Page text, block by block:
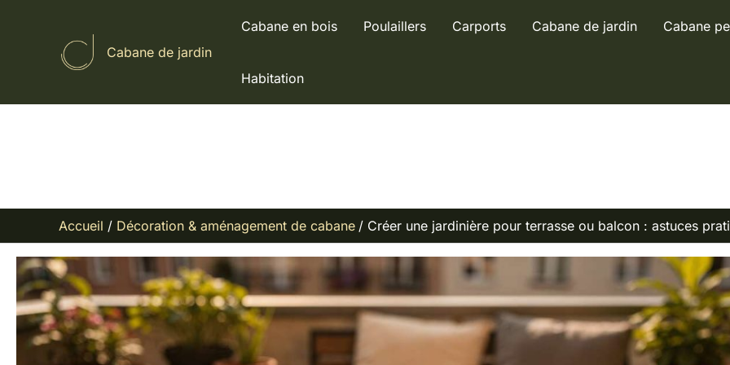
Cabane de jardin
Cabane en bois Poulaillers Carports Cabane de jardin Cabane
Habitation
Accueil Décoration & aménagement de cabane Créer une jardinière pour terrasse ou balcon : astuces